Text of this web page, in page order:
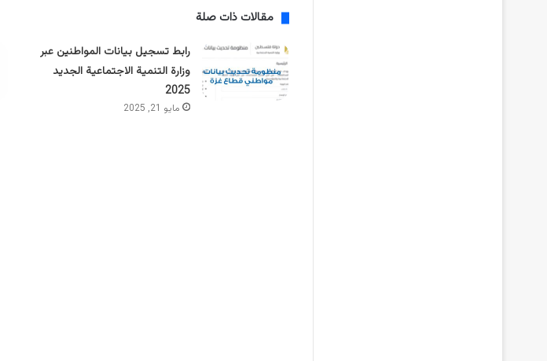
مقالات ذات صلة
رابط تسجيل بيانات المواطنين عبر
وزارة التنمية الاجتماعية الجديد
2025
مايو 21, 2025